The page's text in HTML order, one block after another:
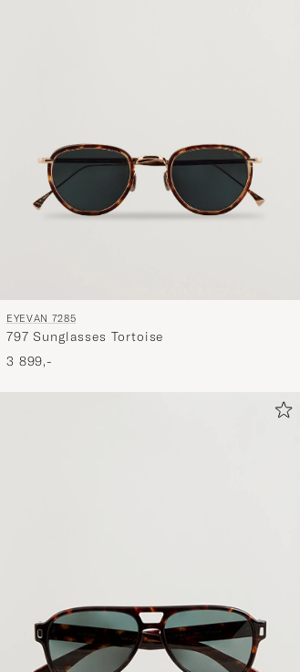
EYEVAN 7285
797 Sunglasses Tortoise
3 899,-